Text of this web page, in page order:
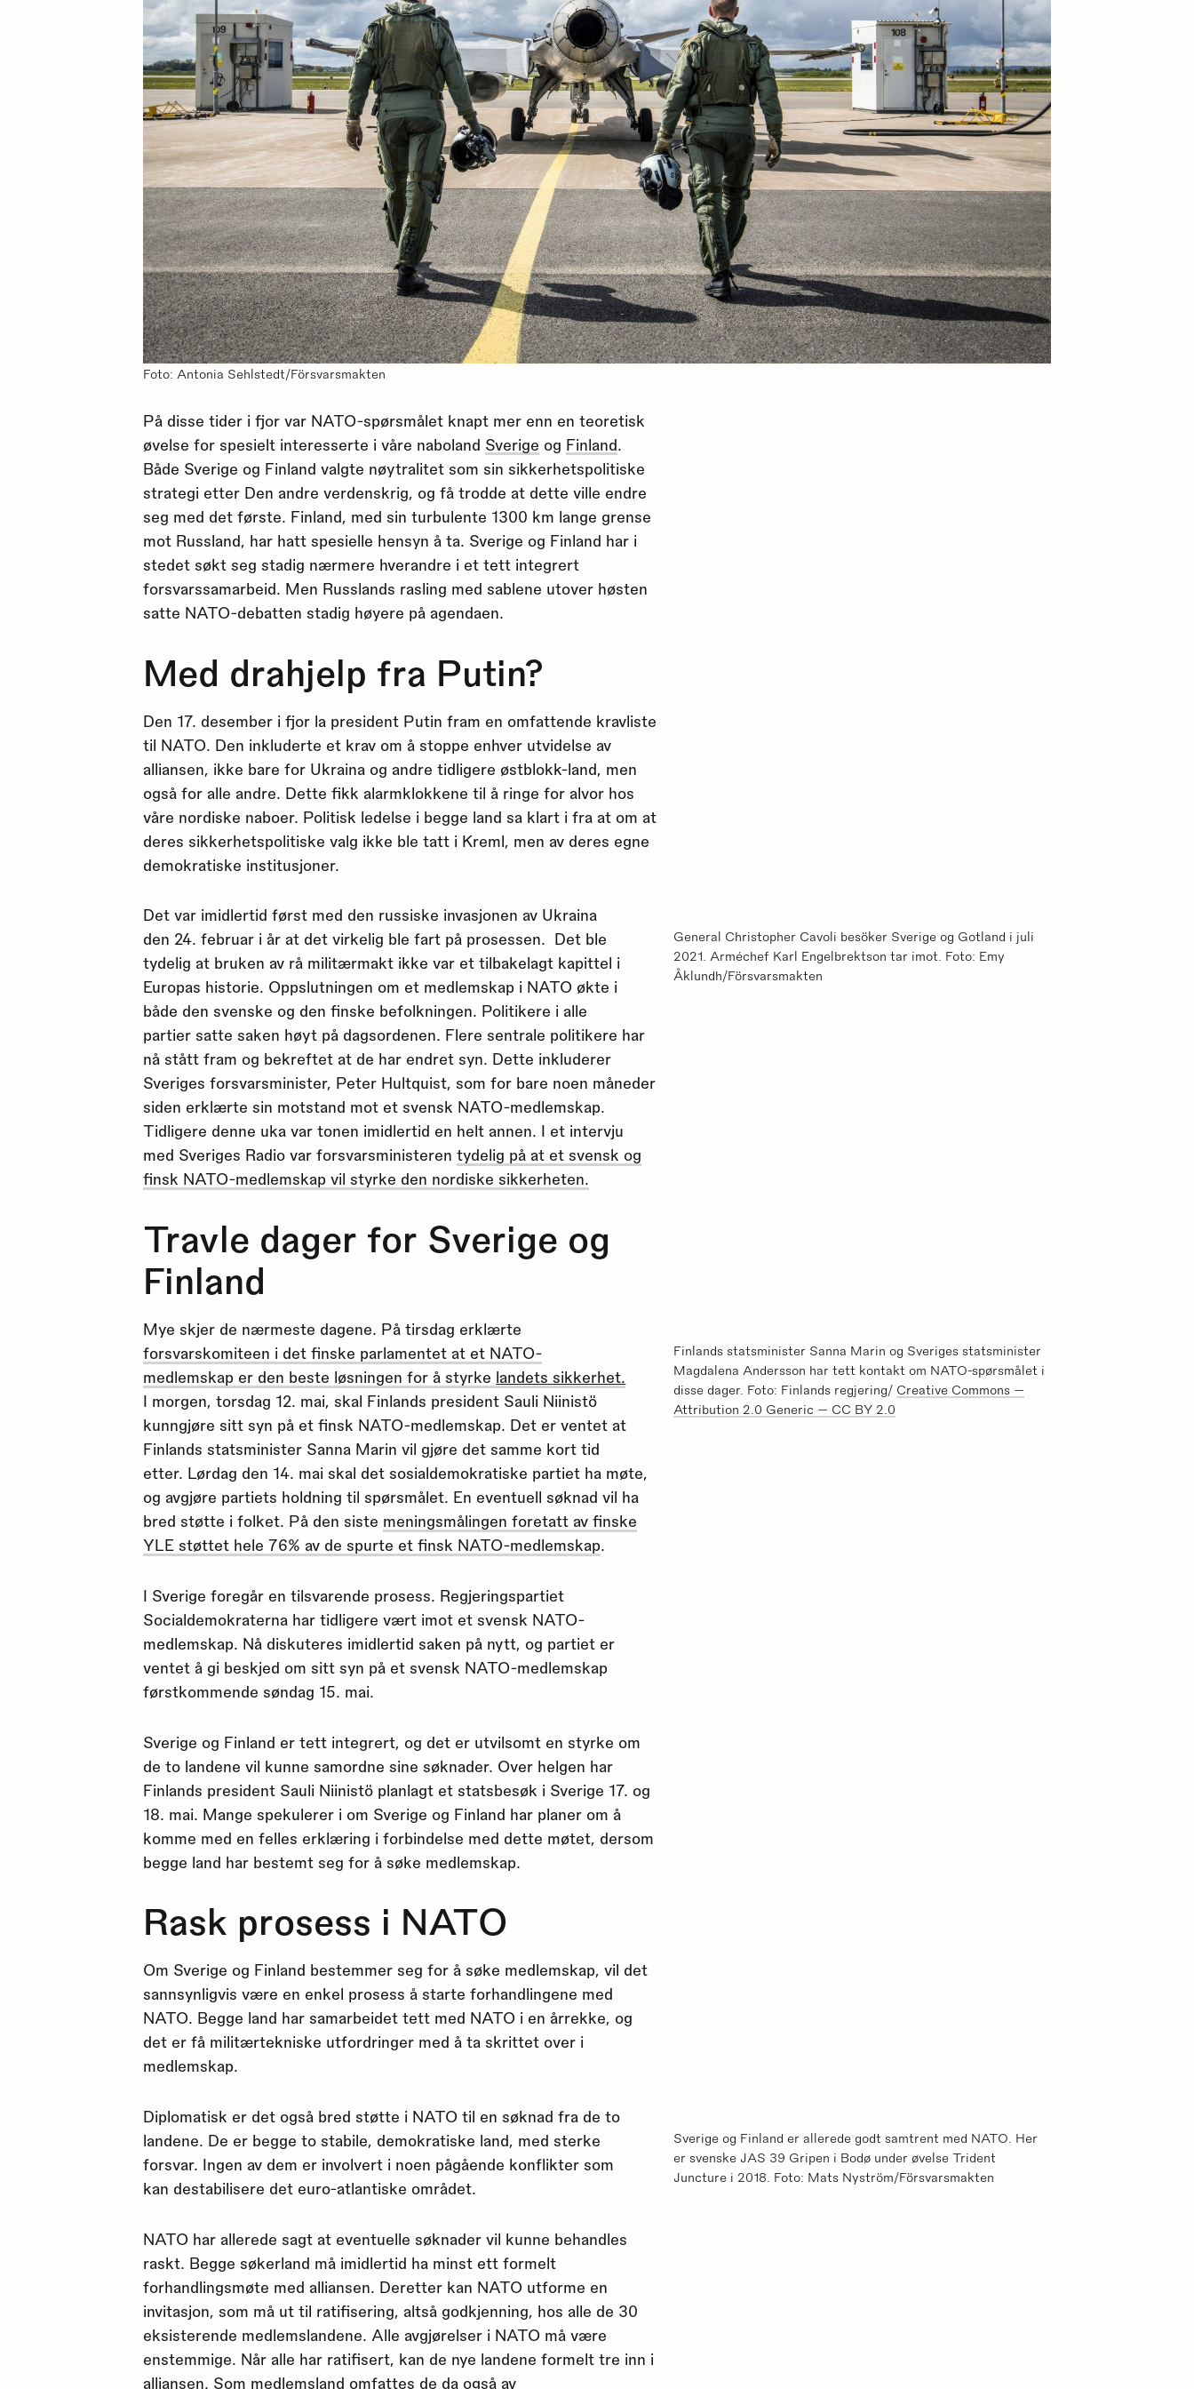
Foto: Antonia Sehlstedt/Försvarsmakten
På disse tider i fjor var NATO-spørsmålet knapt mer enn en teoretisk
øvelse for spesielt interesserte i våre naboland Sverige og Finland
Både Sverige og Finland valgte nøytralitet som sin sikkerhetspolitiske
strategi etter Den andre verdenskrig, og få trodde at dette ville endre
seg med det første. Finland, med sin turbulente 1300 km lange grense
mot Russland, har hatt spesielle hensyn å ta. Sverige og Finland har i
stedet søkt seg stadig nærmere hverandre i et tett integrert
forsvarssamarbeid. Men Russlands rasling med sablene utover høsten
satte NATO-debatten stadig høyere på agendaen.
Med drahjelp fra Putin?
Den 17. desember i fjor la president Putin fram en omfattende kravliste
til NATO. Den inkluderte et krav om å stoppe enhver utvidelse av
alliansen, ikke bare for Ukraina og andre tidligere østblokk-land, men
også for alle andre. Dette fikk alarmklokkene til å ringe for alvor hos
våre nordiske naboer. Politisk ledelse i begge land sa klart i fra at om at
deres sikkerhetspolitiske valg ikke ble tatt i Kreml, men av deres egne
demokratiske institusjoner.
General Christopher Cavoli besöker Sverige og Gotland i juli
2021. Arméchef Karl Engelbrektson tar imot. Foto: Emy
Åklundh/Försvarsmakten
Det var imidlertid først med den russiske invasjonen av Ukraina
den 24. februar i år at det virkelig ble fart på prosessen. Det ble
tydelig at bruken av rå militærmakt ikke var et tilbakelagt kapittel i
Europas historie. Oppslutningen om et medlemskap i NATO økte i
både den svenske og den finske befolkningen. Politikere i alle
partier satte saken høyt på dagsordenen. Flere sentrale politikere har
nå stått fram og bekreftet at de har endret syn. Dette inkluderer
Sveriges forsvarsminister, Peter Hultquist, som for bare noen måneder
siden erklærte sin motstand mot et svensk NATO-medlemskap.
Tidligere denne uka var tonen imidlertid en helt annen. I et intervju
med Sveriges Radio var forsvarsministerentydelig på at et svensk og
finsk NATO-medlemskap vil styrke den nordiske sikkerheten.
Travle dager for Sverige og
Finland
Finlands statsminister Sanna Marin og Sveriges statsminister
Magdalena Andersson har tett kontakt om NATO-spørsmålet i
disse dager. Foto: Finlands regjering/ Creative Commons —
Attribution 2.0 Generic — CC BY 2.0
Mye skjer de nærmeste dagene. På tirsdag erklærte
forsvarskomiteen i det finske parlamentet at et NATO-
medlemskap er den beste løsningen for å styrke landets sikkerhet.
I morgen, torsdag 12. mai, skal Finlands president Sauli Niinistö
kunngjøre sitt syn på et finsk NATO-medlemskap. Det er ventet at
Finlands statsminister Sanna Marin vil gjøre det samme kort tid
etter. Lørdag den 14. mai skal det sosialdemokratiske partiet ha møte,
og avgjøre partiets holdning til spørsmålet. En eventuell søknad vil ha
bred støtte i folket. På den siste meningsmålingen foretatt av finske
YLE støttet hele 76% av de spurte et finsk NATO-medlemskap
I Sverige foregår en tilsvarende prosess. Regjeringspartiet
Socialdemokraterna har tidligere vært imot et svensk NATO-
medlemskap. Nå diskuteres imidlertid saken på nytt, og partiet er
ventet å gi beskjed om sitt syn på et svensk NATO-medlemskap
førstkommende søndag 15. mai.
Sverige og Finland er tett integrert, og det er utvilsomt en styrke om
de to landene vil kunne samordne sine søknader. Over helgen har
Finlands president Sauli Niinistö planlagt et statsbesøk i Sverige 17. og
18. mai. Mange spekulerer i om Sverige og Finland har planer om å
komme med en felles erklæring i forbindelse med dette møtet, dersom
begge land har bestemt seg for å søke medlemskap.
Rask prosess i NATO
Om Sverige og Finland bestemmer seg for å søke medlemskap, vil det
sannsynligvis være en enkel prosess å starte forhandlingene med
NATO. Begge land har samarbeidet tett med NATO i en årrekke, og
det er få militærtekniske utfordringer med å ta skrittet over i
medlemskap.
Sverige og Finland er allerede godt samtrent med NATO. Her
er svenske JAS 39 Gripen i Bodø under øvelse Trident
Juncture i 2018. Foto: Mats Nyström/Försvarsmakten
Diplomatisk er det også bred støtte i NATO til en søknad fra de to
landene. De er begge to stabile, demokratiske land, med sterke
forsvar. Ingen av dem er involvert i noen pågående konflikter som
kan destabilisere det euro-atlantiske området.
NATO har allerede sagt at eventuelle søknader vil kunne behandles
raskt. Begge søkerland må imidlertid ha minst ett formelt
forhandlingsmøte med alliansen. Deretter kan NATO utforme en
invitasjon, som må ut til ratifisering, altså godkjenning, hos alle de 30
eksisterende medlemslandene. Alle avgjørelser i NATO må være
enstemmige. Når alle har ratifisert, kan de nye landene formelt tre inn i
alliansen. Som medlemsland omfattes de da også av